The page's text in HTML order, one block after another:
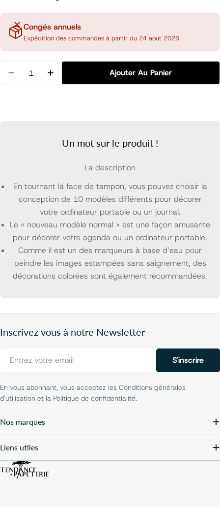
Congés annuels
Expédition des commandes à partir du 24 aout 2026
Diminuer La Quantité Pour Multiple Tampon Motif
Augmenter La Quantité Pour Multiple
Ajouter Au Panier
Un mot sur le produit !
La description
En tournant la face de tampon, vous pouvez choisir la
conception de 10 modèles différents pour décorer
votre ordinateur portable ou un journal.
Le « nouveau modèle normal » est une façon amusante
pour décorer votre agenda ou un ordinateur portable.
Comme il est un des marqueurs à base d’eau pour
peindre les images estampées sans saignement, des
décorations colorées sont également recommandées.
Inscrivez vous à notre Newsletter
S'inscrire
En vous abonnant, vous acceptez les Conditions générales
d'utilisation et la Politique de confidentialité.
Nos marques
Liens utiles